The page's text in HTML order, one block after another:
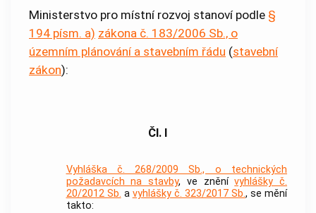
Ministerstvo pro místní rozvoj stanoví podle §
194 písm. a) zákona č. 183/2006 Sb., o
územním plánování a stavebním řádu (stavební
zákon):
Čl. I
Vyhláška č. 268/2009 Sb., o technických
požadavcích na stavby, ve zněnívyhlášky č.
20/2012 Sb. a vyhlášky č. 323/2017 Sb., se mění
takto: